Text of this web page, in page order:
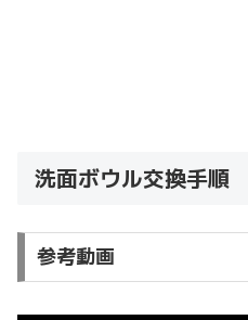
洗面ボウル交換手順
参考動画